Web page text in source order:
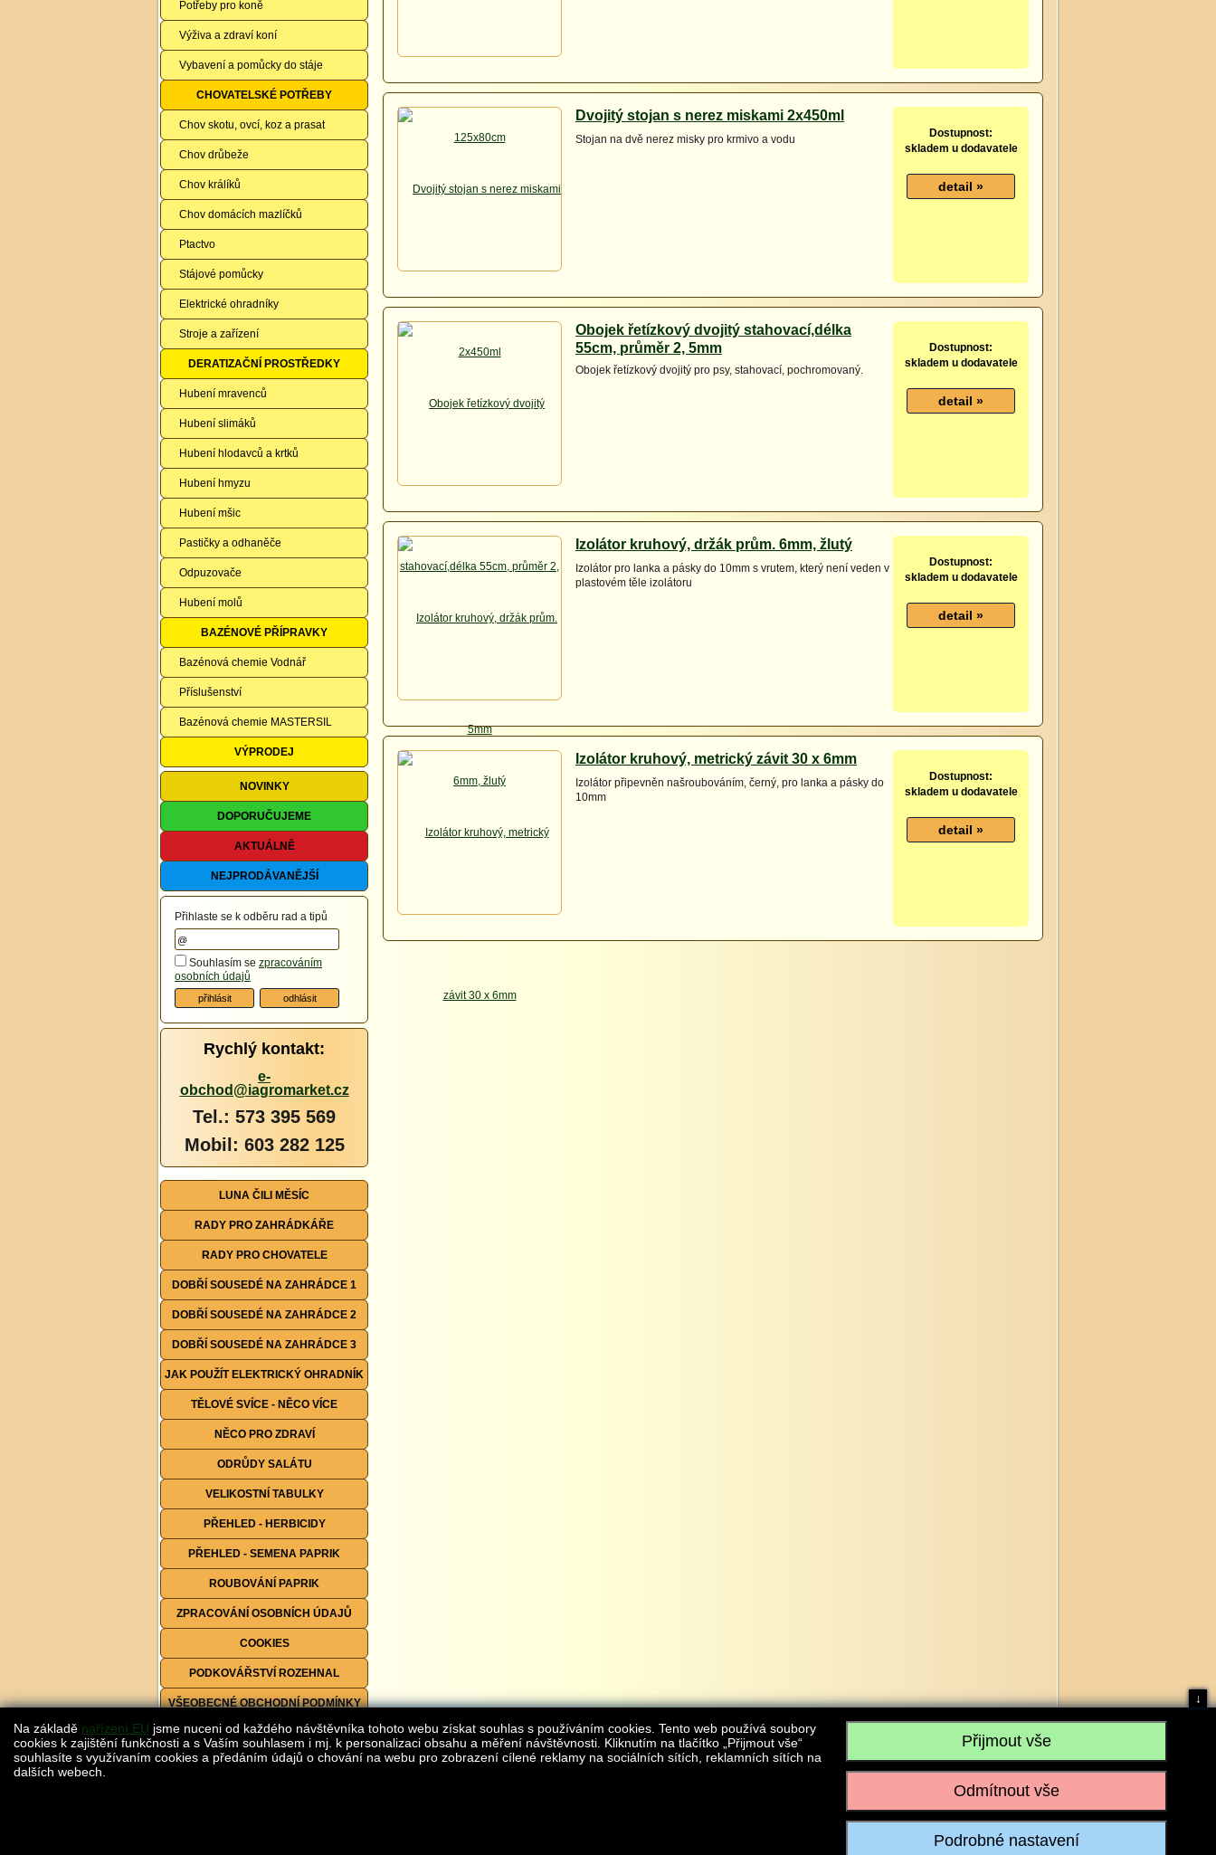
Potřeby pro koně
Výživa a zdraví koní
Vybavení a pomůcky do stáje
CHOVATELSKÉ POTŘEBY
Chov skotu, ovcí, koz a prasat
Chov drůbeže
Chov králíků
Chov domácích mazlíčků
Ptactvo
Stájové pomůcky
Elektrické ohradníky
Stroje a zařízení
DERATIZAČNÍ PROSTŘEDKY
Hubení mravenců
Hubení slimáků
Hubení hlodavců a krtků
Hubení hmyzu
Hubení mšic
Pastičky a odhaněče
Odpuzovače
Hubení molů
BAZÉNOVÉ PŘÍPRAVKY
Bazénová chemie Vodnář
Příslušenství
Bazénová chemie MASTERSIL
VÝPRODEJ
NOVINKY
DOPORUČUJEME
AKTUÁLNĚ
NEJPRODÁVANĚJŠÍ
Přihlaste se k odběru rad a tipů
Souhlasím se zpracováním
osobních údajů
Rychlý kontakt:
e-
obchod@iagromarket.cz
Tel.: 573 395 569
Mobil: 603 282 125
LUNA ČILI MĚSÍC
RADY PRO ZAHRÁDKÁŘE
RADY PRO CHOVATELE
DOBŘÍ SOUSEDÉ NA ZAHRÁDCE 1
DOBŘÍ SOUSEDÉ NA ZAHRÁDCE 2
DOBŘÍ SOUSEDÉ NA ZAHRÁDCE 3
JAK POUŽÍT ELEKTRICKÝ OHRADNÍK
TĚLOVÉ SVÍCE - NĚCO VÍCE
NĚCO PRO ZDRAVÍ
ODRŮDY SALÁTU
VELIKOSTNÍ TABULKY
PŘEHLED - HERBICIDY
PŘEHLED - SEMENA PAPRIK
ROUBOVÁNÍ PAPRIK
ZPRACOVÁNÍ OSOBNÍCH ÚDAJŮ
COOKIES
PODKOVÁŘSTVÍ ROZEHNAL
VŠEOBECNÉ OBCHODNÍ PODMÍNKY
FORMULÁŘE KE STAŽENÍ
Dvojitý stojan s nerez miskami 2x450ml
Stojan na dvě nerez misky pro krmivo a vodu
Dostupnost:
skladem u dodavatele
Obojek řetízkový dvojitý stahovací,délka
55cm, průměr 2, 5mm
Obojek řetízkový dvojitý pro psy, stahovací, pochromovaný.
Dostupnost:
skladem u dodavatele
Izolátor kruhový, držák prům. 6mm, žlutý
Izolátor pro lanka a pásky do 10mm s vrutem, který není veden v
plastovém těle izolátoru
Dostupnost:
skladem u dodavatele
Izolátor kruhový, metrický závit 30 x 6mm
Izolátor připevněn našroubováním, černý, pro lanka a pásky do
10mm
Dostupnost:
skladem u dodavatele
je AGROMARKET IRSI s.r.o., IČO: 28304845, se sídlem č.p. 17, 768 75 Loukov
Realizace:w-software.com
Na základě nařízení EU jsme nuceni od každého návštěvníka tohoto webu získat souhlas s používáním cookies. Tento web používá soubory
cookies k zajištění funkčnosti a s Vaším souhlasem i mj. k personalizaci obsahu a měření návštěvnosti. Kliknutím na tlačítko „Přijmout vše“
souhlasíte s využívaním cookies a předáním údajů o chování na webu pro zobrazení cílené reklamy na sociálních sítích, reklamních sítích na
dalších webech.
↓